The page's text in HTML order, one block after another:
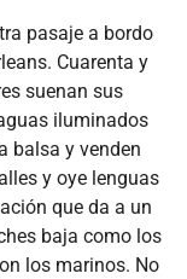
pasaje a bordo
Cuarenta y
suenan sus
iluminados
balsa y venden
y oye lenguas
que da a un
baja como los
los marinos. No